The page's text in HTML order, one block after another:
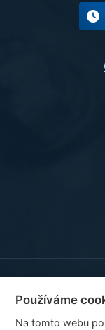
©
Používáme
Na tomto webu